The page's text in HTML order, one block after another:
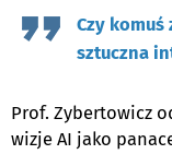
Czy komuś
sztuczna
Prof. Zybertowicz
wizje AI jako